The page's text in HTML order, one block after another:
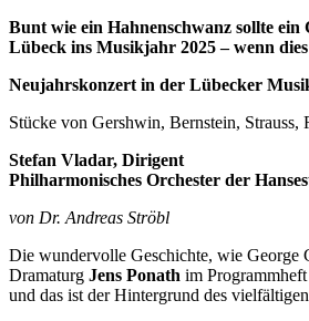
Bunt wie ein Hahnenschwanz sollte
Lübeck ins Musikjahr 2025 – wenn
Neujahrskonzert in der Lübecker
Stücke von Gershwin, Bernstein, Strauss,
Stefan Vladar, Dirigent
Philharmonisches Orchester der
von Dr. Andreas Ströbl
Die wundervolle Geschichte, wie George
Dramaturg Jens Ponath im
und das ist der Hintergrund des